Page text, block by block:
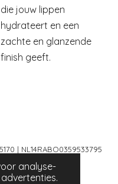
analyse-
die jouw lippen
hydrateert en een
zachte en glanzende
finish geeft.
| NL14RABO0359533795